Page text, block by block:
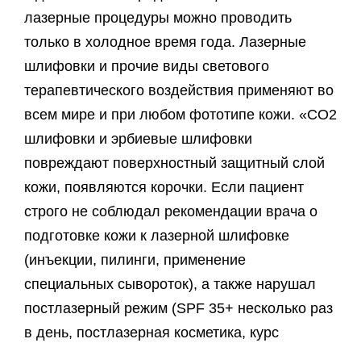
лазерные процедуры можно проводить
только в холодное время года. Лазерные
шлифовки и прочие виды светового
терапевтического воздействия применяют во
всем мире и при любом фототипе кожи. «СО2
шлифовки и эрбиевые шлифовки
повреждают поверхностный защитный слой
кожи, появляются корочки. Если пациент
строго не соблюдал рекомендации врача о
подготовке кожи к лазерной шлифовке
(инъекции, пилинги, применение
специальных сывороток), а также нарушал
постлазерный режим (SPF 35+ несколько раз
в день, постлазерная косметика, курс